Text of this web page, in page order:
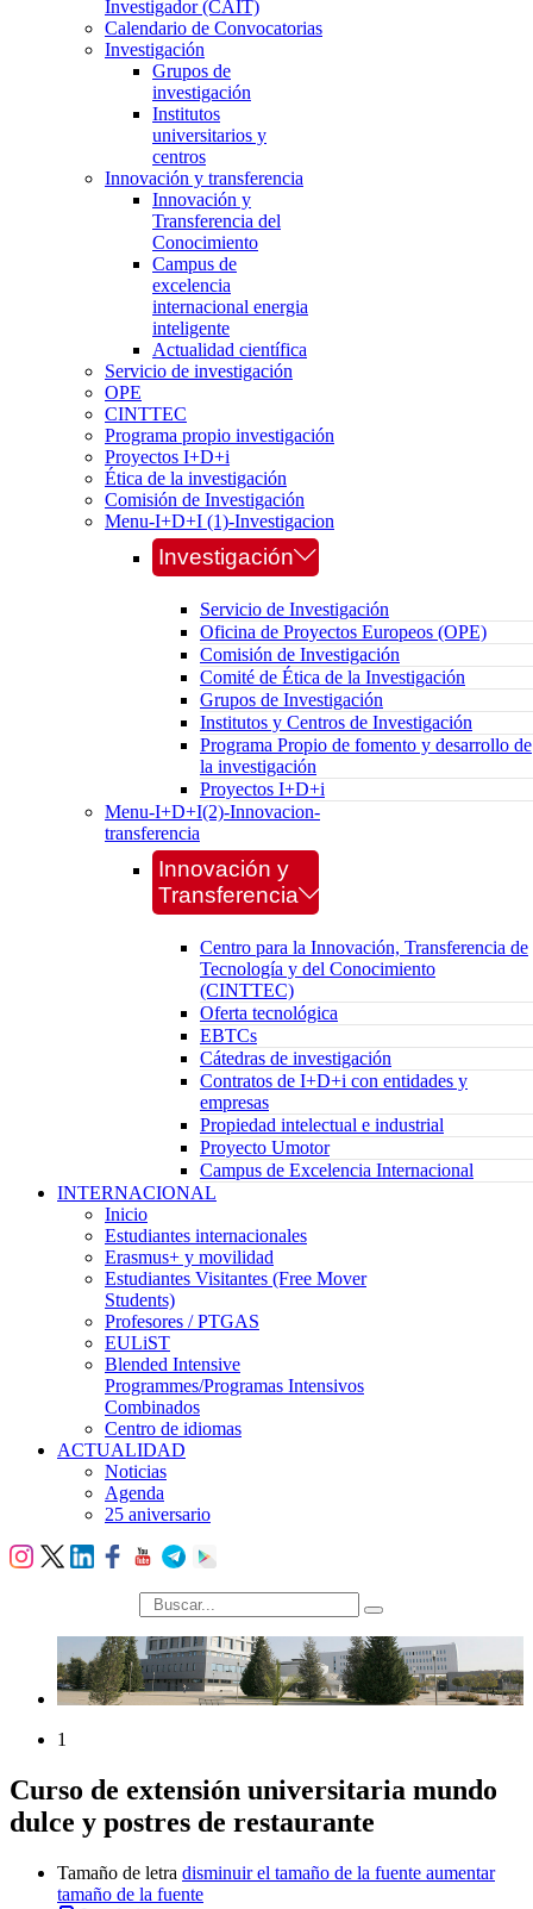
Investigador (CAIT)
Calendario de Convocatorias
Investigación
Grupos de
investigación
Institutos
universitarios y
centros
Innovación y transferencia
Innovación y
Transferencia del
Conocimiento
Campus de
excelencia
internacional energia
inteligente
Actualidad científica
Servicio de investigación
OPE
CINTTEC
Programa propio investigación
Proyectos I+D+i
Ética de la investigación
Comisión de Investigación
Menu-I+D+I (1)-Investigacion
Investigación
Servicio de Investigación
Oficina de Proyectos Europeos (OPE)
Comisión de Investigación
Comité de Ética de la Investigación
Grupos de Investigación
Institutos y Centros de Investigación
Programa Propio de fomento y desarrollo de
la investigación
Proyectos I+D+i
Menu-I+D+I(2)-Innovacion-
transferencia
Innovación y
Transferencia
Centro para la Innovación, Transferencia de
Tecnología y del Conocimiento
(CINTTEC)
Oferta tecnológica
EBTCs
Cátedras de investigación
Contratos de I+D+i con entidades y
empresas
Propiedad intelectual e industrial
Proyecto Umotor
Campus de Excelencia Internacional
INTERNACIONAL
Inicio
Estudiantes internacionales
Erasmus+ y movilidad
Estudiantes Visitantes (Free Mover
Students)
Profesores / PTGAS
EULiST
Blended Intensive
Programmes/Programas Intensivos
Combinados
Centro de idiomas
ACTUALIDAD
Noticias
Agenda
25 aniversario
búsqueda
1
Curso de extensión universitaria mundo
dulce y postres de restaurante
Tamaño de letra disminuir el tamaño de la fuente aumentar
tamaño de la fuente